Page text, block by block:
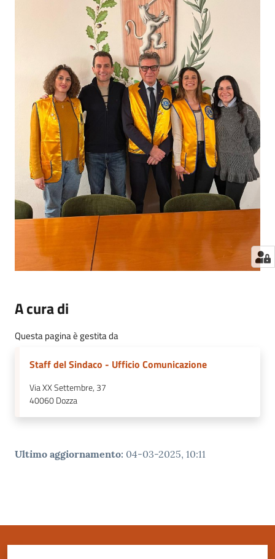
A cura di
Questa pagina è gestita da
Staff del Sindaco - Ufficio Comunicazione
Via XX Settembre, 37
40060Dozza
Ultimo aggiornamento: 04-03-2025, 10:11